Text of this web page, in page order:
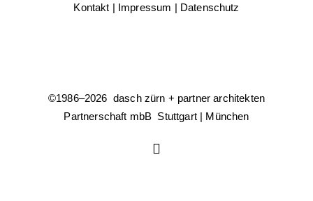
Kontakt | Impressum | Datenschutz
©1986–2026 dasch zürn + partner architekten
Partnerschaft mbB Stuttgart | München